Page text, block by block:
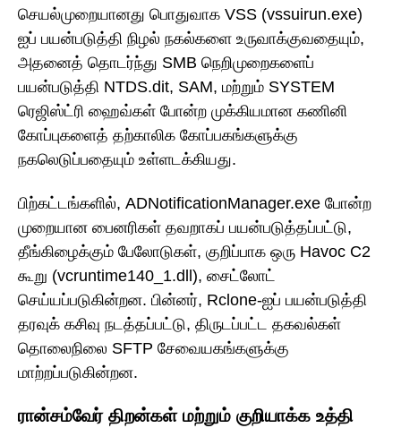
செயல்முறையானது பொதுவாக VSS (vssuirun.exe)
ஐப் பயன்படுத்தி நிழல் நகல்களை உருவாக்குவதையும்,
அதனைத் தொடர்ந்து SMB நெறிமுறைகளைப்
பயன்படுத்தி NTDS.dit, SAM, மற்றும் SYSTEM
ரெஜிஸ்ட்ரி ஹைவ்கள் போன்ற முக்கியமான கணினி
கோப்புகளைத் தற்காலிக கோப்பகங்களுக்கு
நகலெடுப்பதையும் உள்ளடக்கியது.
பிற்கட்டங்களில், ADNotificationManager.exe போன்ற
முறையான பைனரிகள் தவறாகப் பயன்படுத்தப்பட்டு,
தீங்கிழைக்கும் பேலோடுகள், குறிப்பாக ஒரு Havoc C2
கூறு (vcruntime140_1.dll), சைட்லோட்
செய்யப்படுகின்றன. பின்னர், Rclone-ஐப் பயன்படுத்தி
தரவுக் கசிவு நடத்தப்பட்டு, திருடப்பட்ட தகவல்கள்
தொலைநிலை SFTP சேவையகங்களுக்கு
மாற்றப்படுகின்றன.
ரான்சம்வேர் திறன்கள் மற்றும் குறியாக்க உத்தி